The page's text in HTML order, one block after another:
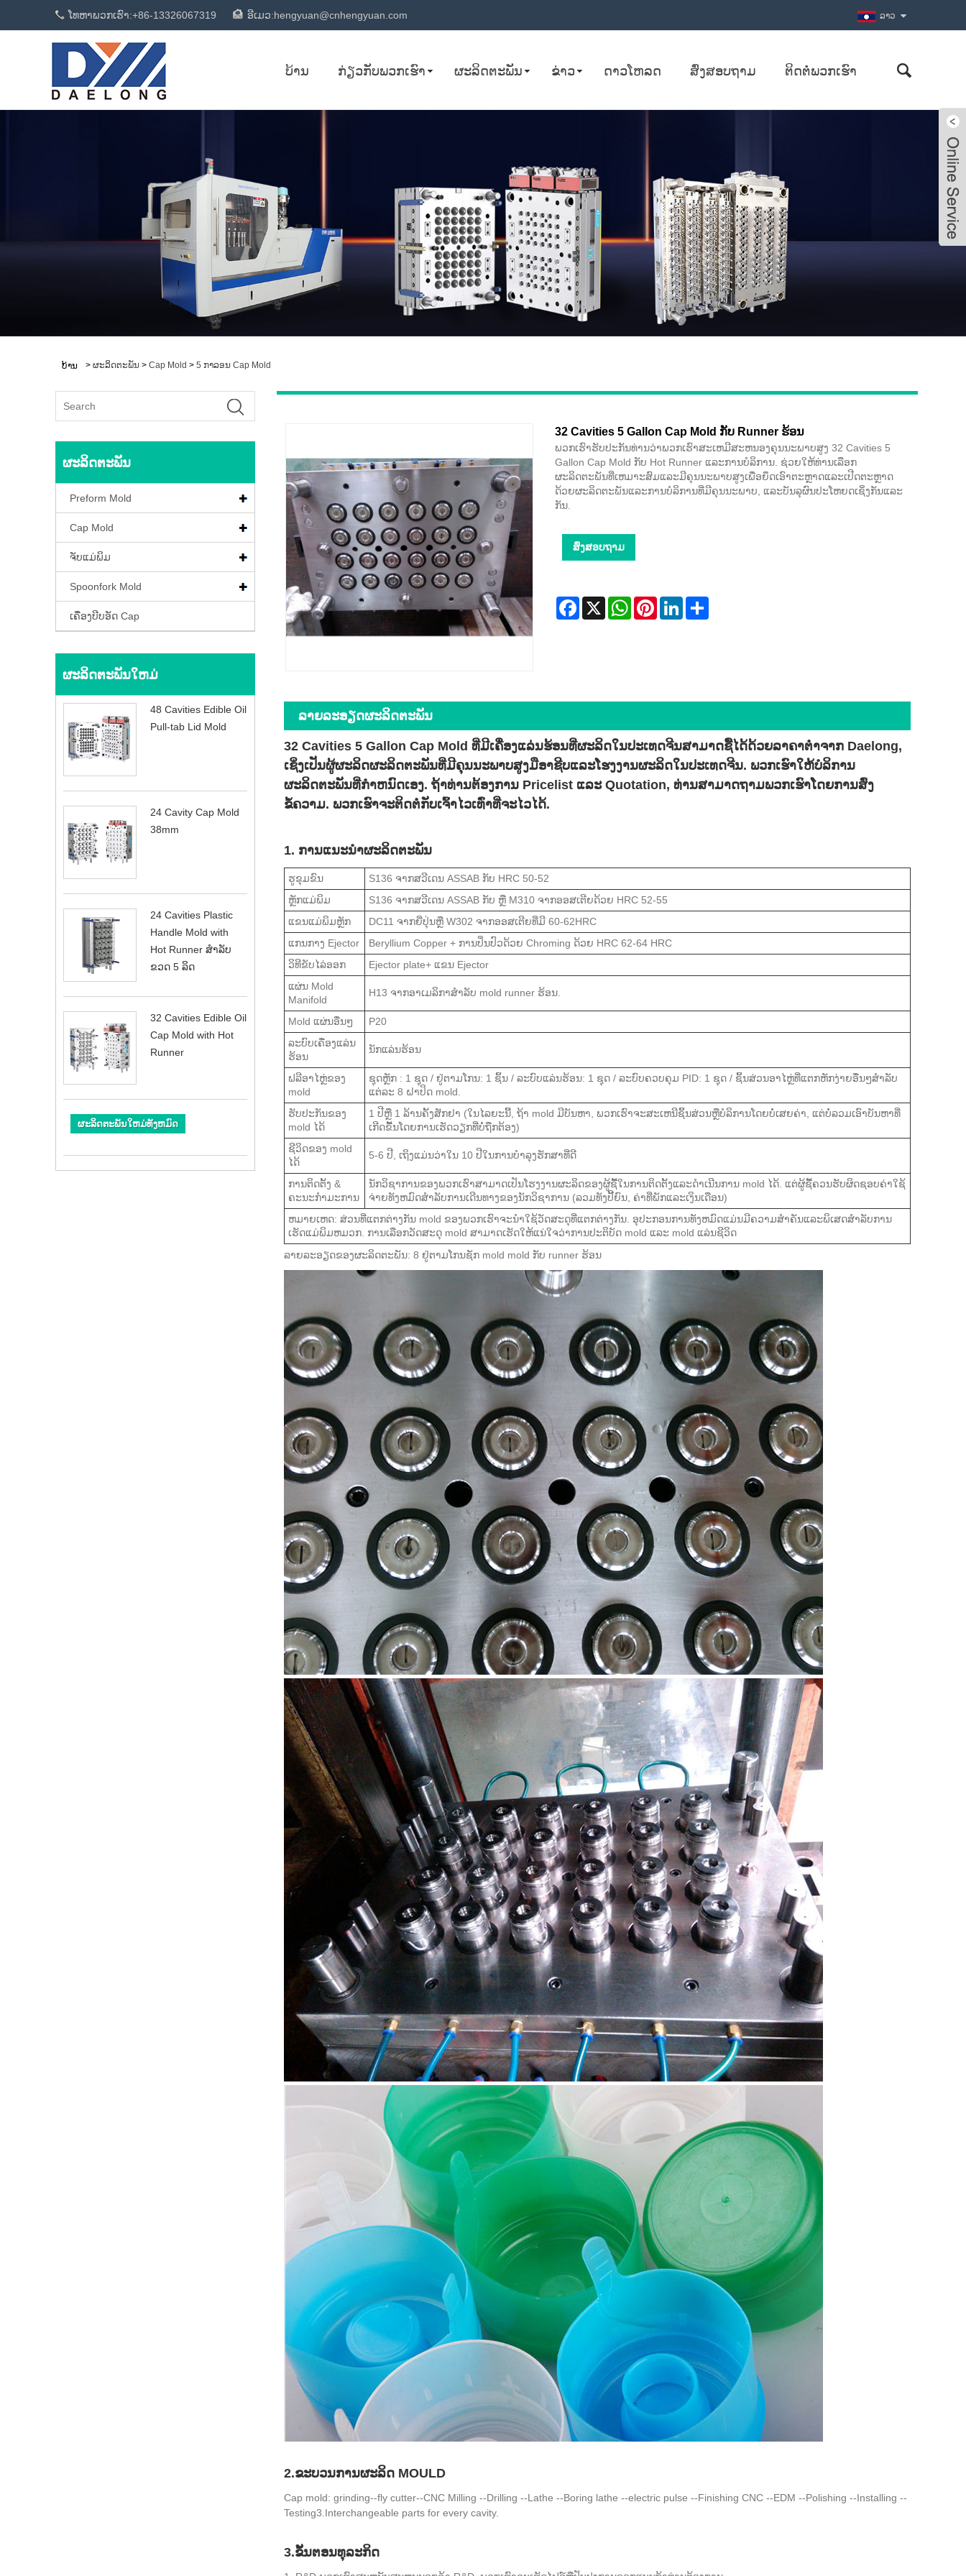
ໂທຫາພວກເຮົາ:+86-13326067319 ອີເມວ:hengyuan@cnhengyuan.com ລາວ
ບ້ານ ກ່ຽວ​ກັບ​ພວກ​ເຮົາ ຜະລິດຕະພັນ ຂ່າວ ດາວໂຫລດ ສົ່ງສອບຖາມ ຕິດຕໍ່ພວກເຮົາ
ບ້ານ > ຜະລິດຕະພັນ > Cap Mold > 5 ກາລອນ Cap Mold
ຜະລິດຕະພັນ
Preform Mold
Cap Mold
ຈັບແມ່ພິມ
Spoonfork Mold
ເຄື່ອງບີບອັດ Cap
ຜະລິດຕະພັນໃຫມ່
48 Cavities Edible Oil
Pull-tab Lid Mold
24 Cavity Cap Mold
38mm
24 Cavities Plastic
Handle Mold with
Hot Runner ສໍາລັບ
ຂວດ 5 ລິດ
32 Cavities Edible Oil
Cap Mold with Hot
Runner
ຜະລິດຕະພັນໃຫມ່ທັງຫມົດ
32 Cavities 5 Gallon Cap Mold ກັບ Runner ຮ້ອນ
ພວກເຮົາຮັບປະກັນທ່ານວ່າພວກເຮົາສະເຫມີສະຫນອງຄຸນນະພາບສູງ 32 Cavities 5
Gallon Cap Mold ກັບ Hot Runner ແລະການບໍລິການ. ຊ່ວຍໃຫ້ທ່ານເລືອກ
ຜະລິດຕະພັນທີ່ເຫມາະສົມແລະມີຄຸນນະພາບສູງເພື່ອຍຶດເອົາຕະຫຼາດແລະເປີດຕະຫຼາດ
ດ້ວຍຜະລິດຕະພັນແລະການບໍລິການທີ່ມີຄຸນນະພາບ, ແລະບັນລຸຜົນປະໂຫຍດເຊິ່ງກັນແລະ
ກັນ.
ສົ່ງສອບຖາມ
Facebook
X WhatsAppPinterestLinkedInShare
ລາຍ​ລະ​ອຽດ​ຜະ​ລິດ​ຕະ​ພັນ
32 Cavities 5 Gallon Cap Mold ທີ່ມີເຄື່ອງແລ່ນຮ້ອນທີ່ຜະລິດໃນປະເທດຈີນສາມາດຊື້ໄດ້ດ້ວຍລາຄາຕໍ່າຈາກ Daelong,
ເຊິ່ງເປັນຜູ້ຜະລິດຜະລິດຕະພັນທີ່ມີຄຸນນະພາບສູງມືອາຊີບແລະໂຮງງານຜະລິດໃນປະເທດຈີນ. ພວກເຮົາໃຫ້ບໍລິການ
ຜະລິດຕະພັນທີ່ກໍາຫນົດເອງ. ຖ້າທ່ານຕ້ອງການ Pricelist ແລະ Quotation, ທ່ານສາມາດຖາມພວກເຮົາໂດຍການສົ່ງ
ຂໍ້ຄວາມ. ພວກເຮົາຈະຕິດຕໍ່ກັບເຈົ້າໄວເທົ່າທີ່ຈະໄວໄດ້.
1. ການແນະນໍາຜະລິດຕະພັນ
ຮູຂຸມຂົນ
S136 ຈາກສວີເດນ ASSAB ກັບ HRC 50-52
ຫຼັກແມ່ພິມ
S136 ຈາກສວີເດນ ASSAB ກັບ ຫຼື M310 ຈາກອອສເຕີຍດ້ວຍ HRC 52-55
ແຂນແມ່ພິມຫຼັກ
DC11 ຈາກຍີ່ປຸ່ນຫຼື W302 ຈາກອອສເຕີຍທີ່ມີ 60-62HRC
ແກນກາງ Ejector
Beryllium Copper + ການປິ່ນປົວດ້ວຍ Chroming ດ້ວຍ HRC 62-64 HRC
ວິທີ​ຂັບ​ໄລ່​ອອກ
Ejector plate+ ແຂນ Ejector
ແຜ່ນ Mold
Manifold
H13 ຈາກອາເມລິກາສໍາລັບ mold runner ຮ້ອນ.
Mold ແຜ່ນອື່ນໆ
P20
ລະບົບເຄື່ອງແລ່ນ
ຮ້ອນ
ນັກແລ່ນຮ້ອນ
ຟລີອາໄຫຼ່ຂອງ
mold
ຊຸດຫຼັກ : 1 ຊຸດ / ຢູ່ຕາມໂກນ: 1 ຊິ້ນ / ລະບົບແລ່ນຮ້ອນ: 1 ຊຸດ / ລະບົບຄວບຄຸມ PID: 1 ຊຸດ / ຊິ້ນສ່ວນອາໄຫຼ່ທີ່ແຕກຫັກງ່າຍອື່ນໆສໍາລັບ
ແຕ່ລະ 8 ຝາປິດ mold.
ຮັບປະກັນຂອງ
mold ໄດ້
1 ປີຫຼື 1 ລ້ານຄັ້ງສັກຢາ (ໃນໄລຍະນີ້, ຖ້າ mold ມີບັນຫາ, ພວກເຮົາຈະສະເຫນີຊິ້ນສ່ວນຫຼືບໍລິການໂດຍບໍ່ເສຍຄ່າ, ແຕ່ບໍ່ລວມເອົາບັນຫາທີ່
ເກີດຂື້ນໂດຍການເຮັດວຽກທີ່ບໍ່ຖືກຕ້ອງ)
ຊີວິດຂອງ mold
ໄດ້
5-6 ປີ, ເຖິງແມ່ນວ່າໃນ 10 ປີໃນການບໍາລຸງຮັກສາທີ່ດີ
ການຕິດຕັ້ງ &
ຄະນະກໍາມະການ
ນັກວິຊາການຂອງພວກເຮົາສາມາດເປັນໂຮງງານຜະລິດຂອງຜູ້ຊື້ໃນການຕິດຕັ້ງແລະດໍາເນີນການ mold ໄດ້. ແຕ່ຜູ້ຊື້ຄວນຮັບຜິດຊອບຄ່າໃຊ້
ຈ່າຍທັງຫມົດສໍາລັບການເດີນທາງຂອງນັກວິຊາການ (ລວມທັງປີ້ຍົນ, ຄ່າທີ່ພັກແລະເງິນເດືອນ)
ຫມາຍເຫດ: ສ່ວນທີ່ແຕກຕ່າງກັນ mold ຂອງພວກເຮົາຈະນໍາໃຊ້ວັດສະດຸທີ່ແຕກຕ່າງກັນ. ອຸປະກອນການທັງຫມົດແມ່ນມີຄວາມສໍາຄັນແລະພິເສດສໍາລັບການ
ເຮັດແມ່ພິມຫມວກ. ການເລືອກວັດສະດຸ mold ສາມາດເຮັດໃຫ້ແນ່ໃຈວ່າການປະຕິບັດ mold ແລະ mold ແລ່ນຊີວິດ
ລາຍ​ລະ​ອຽດ​ຂອງ​ຜະ​ລິດ​ຕະ​ພັນ: 8 ຢູ່ຕາມໂກນຊັກ mold mold ກັບ runner ຮ້ອນ
2.ຂະບວນການຜະລິດ MOULD
Cap mold: grinding--fly cutter--CNC Milling --Drilling --Lathe --Boring lathe --electric pulse --Finishing CNC --EDM --Polishing --Installing --
Testing3.Interchangeable parts for every cavity.
3.ຂັ້ນຕອນທຸລະກິດ